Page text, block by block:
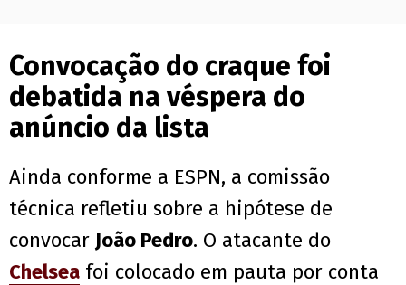
Convocação do craque foi
debatida na véspera do
anúncio da lista
Ainda conforme a ESPN, a comissão
técnica refletiu sobre a hipótese de
convocar João Pedro. O atacante do
Chelsea foi colocado em pauta por conta